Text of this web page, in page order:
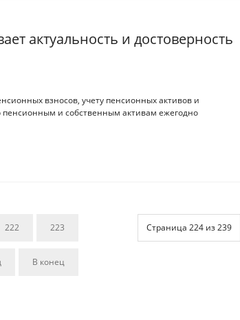
актуальность и достоверность
взносов, учету пенсионных активов и
пенсионным и собственным активам ежегодно
Страница 224 из 239
222 223
В конец